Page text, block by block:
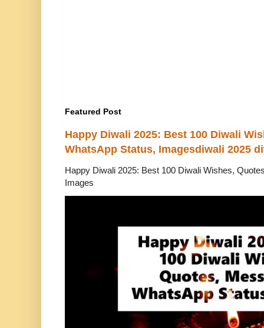
Featured Post
Happy Diwali 2025: Best 100 Diwali
WhatsApp Status, Imagesdiwali 2025
Happy Diwali 2025: Best 100 Diwali Wishes,
Images